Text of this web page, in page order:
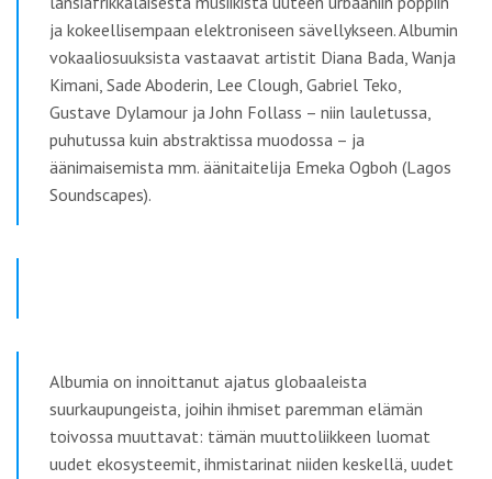
ja kokeellisempaan elektroniseen sävellykseen. Albumin
vokaaliosuuksista vastaavat artistit Diana Bada, Wanja
Kimani, Sade Aboderin, Lee Clough, Gabriel Teko,
Gustave Dylamour ja John Follass – niin lauletussa,
puhutussa kuin abstraktissa muodossa – ja
äänimaisemista mm. äänitaitelija Emeka Ogboh (Lagos
Soundscapes).
Albumia on innoittanut ajatus globaaleista
suurkaupungeista, joihin ihmiset paremman elämän
toivossa muuttavat: tämän muuttoliikkeen luomat
uudet ekosysteemit, ihmistarinat niiden keskellä, uudet